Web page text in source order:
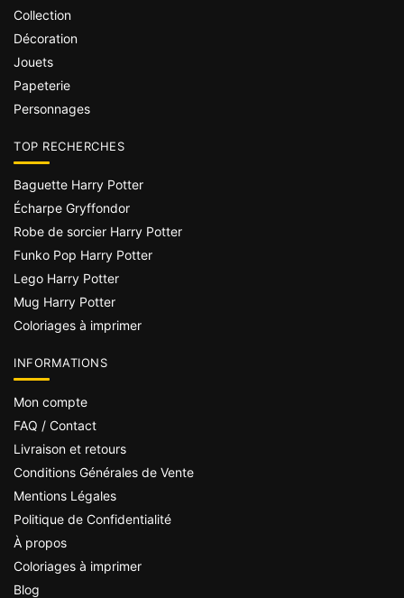
Collection
Décoration
Jouets
Papeterie
Personnages
TOP RECHERCHES
Baguette Harry Potter
Écharpe Gryffondor
Robe de sorcier Harry Potter
Funko Pop Harry Potter
Lego Harry Potter
Mug Harry Potter
Coloriages à imprimer
INFORMATIONS
Mon compte
FAQ / Contact
Livraison et retours
Conditions Générales de Vente
Mentions Légales
Politique de Confidentialité
À propos
Coloriages à imprimer
Blog